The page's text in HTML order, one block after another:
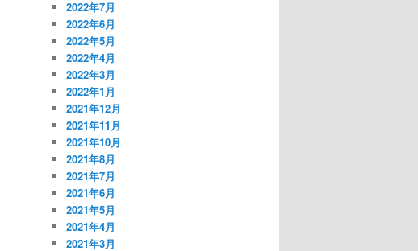
2022年7月
2022年6月
2022年5月
2022年4月
2022年3月
2022年1月
2021年12月
2021年11月
2021年10月
2021年8月
2021年7月
2021年6月
2021年5月
2021年4月
2021年3月